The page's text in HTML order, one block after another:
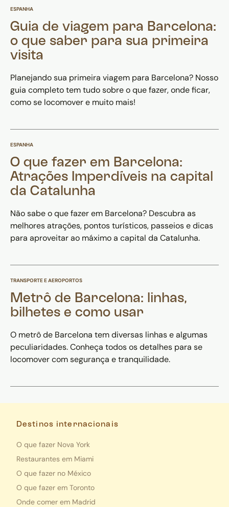
ESPANHA
Guia de viagem para Barcelona:
o que saber para sua primeira
visita
Planejando sua primeira viagem para Barcelona? Nosso
guia completo tem tudo sobre o que fazer, onde ficar,
como se locomover e muito mais!
ESPANHA
O que fazer em Barcelona:
Atrações Imperdíveis na capital
da Catalunha
Não sabe o que fazer em Barcelona? Descubra as
melhores atrações, pontos turísticos, passeios e dicas
para aproveitar ao máximo a capital da Catalunha.
TRANSPORTE E AEROPORTOS
Metrô de Barcelona: linhas,
bilhetes e como usar
O metrô de Barcelona tem diversas linhas e algumas
peculiaridades. Conheça todos os detalhes para se
locomover com segurança e tranquilidade.
Destinos internacionais
O que fazer Nova York
Restaurantes em Miami
O que fazer no México
O que fazer em Toronto
Onde comer em Madrid